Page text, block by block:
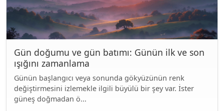
Gün doğumu ve gün batımı: Günün ilk ve son
ışığını zamanlama
Günün başlangıcı veya sonunda gökyüzünün renk
değiştirmesini izlemekle ilgili büyülü bir şey var. İster
güneş doğmadan ö...